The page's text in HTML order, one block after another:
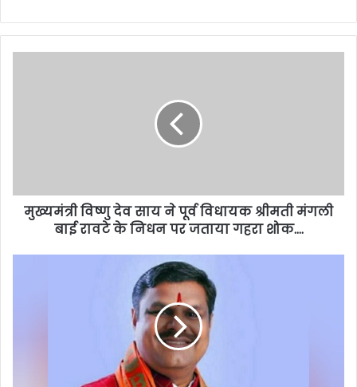
मुख्यमंत्री विष्णु देव साय ने पूर्व विधायक श्रीमती मंगली
बाई रावटे के निधन पर जताया गहरा शोक….